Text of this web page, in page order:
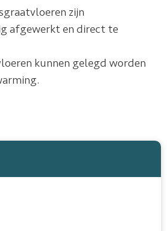
zijn
afgewerkt en direct te
kunnen gelegd worden